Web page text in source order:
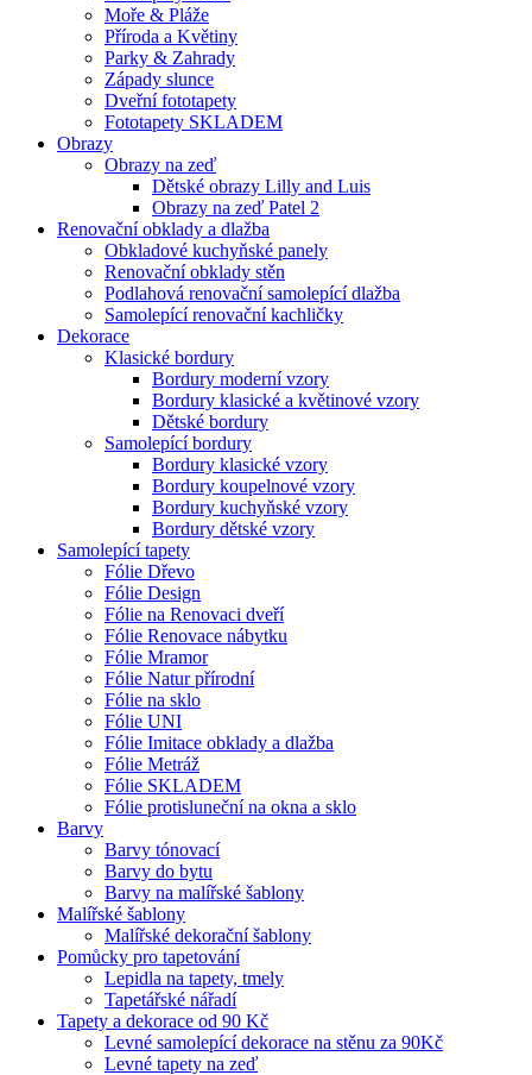
Moře & Pláže
Příroda a Květiny
Parky & Zahrady
Západy slunce
Dveřní fototapety
Fototapety SKLADEM
Obrazy
Obrazy na zeď
Dětské obrazy Lilly and Luis
Obrazy na zeď Patel 2
Renovační obklady a dlažba
Obkladové kuchyňské panely
Renovační obklady stěn
Podlahová renovační samolepící dlažba
Samolepící renovační kachličky
Dekorace
Klasické bordury
Bordury moderní vzory
Bordury klasické a květinové vzory
Dětské bordury
Samolepící bordury
Bordury klasické vzory
Bordury koupelnové vzory
Bordury kuchyňské vzory
Bordury dětské vzory
Samolepící tapety
Fólie Dřevo
Fólie Design
Fólie na Renovaci dveří
Fólie Renovace nábytku
Fólie Mramor
Fólie Natur přírodní
Fólie na sklo
Fólie UNI
Fólie Imitace obklady a dlažba
Fólie Metráž
Fólie SKLADEM
Fólie protisluneční na okna a sklo
Barvy
Barvy tónovací
Barvy do bytu
Barvy na malířské šablony
Malířské šablony
Malířské dekorační šablony
Pomůcky pro tapetování
Lepidla na tapety, tmely
Tapetářské nářadí
Tapety a dekorace od 90 Kč
Levné samolepící dekorace na stěnu za 90Kč
Levné tapety na zeď